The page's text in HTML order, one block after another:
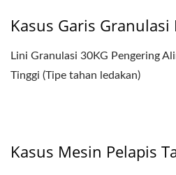
Kasus Garis Granulasi
Lini Granulasi 30KG Pengering
Tinggi (Tipe tahan ledakan)
Kasus Mesin Pelapis